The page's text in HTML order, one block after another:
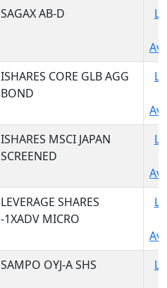
SAGAX AB-D
ISHARES CORE GLB AGG
BOND
ISHARES MSCI JAPAN
SCREENED
LEVERAGE SHARES
-1XADV MICRO
SAMPO OYJ-A SHS